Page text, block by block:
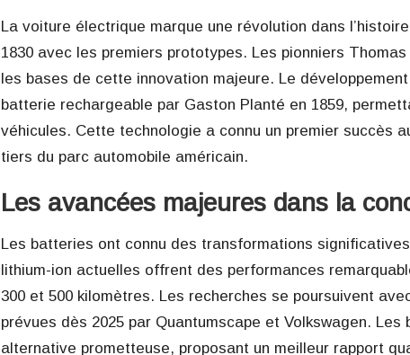
La voiture électrique marque une révolution dans
1830 avec les premiers prototypes. Les pionniers
les bases de cette innovation majeure. Le
batterie rechargeable par Gaston Planté en 1859,
véhicules. Cette technologie a connu un premier succès
tiers du parc automobile américain.
Les avancées majeures dans la
Les batteries ont connu des transformations
lithium-ion actuelles offrent des performances
300 et 500 kilomètres. Les recherches se poursuivent
prévues dès 2025 par Quantumscape et Volkswagen.
alternative prometteuse, proposant un meilleur rapport